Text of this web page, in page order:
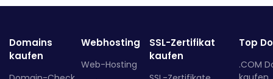
Domains
kaufen
Webhosting
Web-Hosting
SSL-Zertifikat
kaufen
Top
.COM